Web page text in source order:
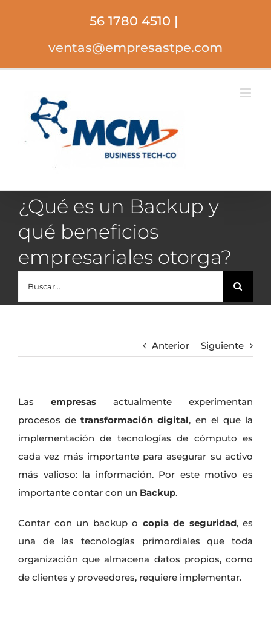
56 1780 4510 |
ventas@empresastpe.com
¿Qué es un Backup y
qué beneficios
empresariales otorga?
Anterior Siguiente
Las empresas actualmente experimentan
procesos detransformación digital, en el que la
implementación de tecnologías de cómputo es
cada vez más importante para asegurar su activo
más valioso: la información. Por este motivo es
importante contar con un Backup.
Contar con un backup o copia de seguridad, es
una de las tecnologías primordiales que toda
organización que almacena datos propios, como
de clientes y proveedores, requiere implementar.